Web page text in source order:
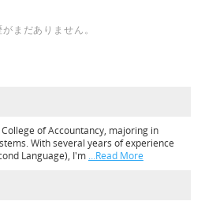
まだありません。
of Accountancy, majoring in
With several years of experience
Language), I'm …Read More